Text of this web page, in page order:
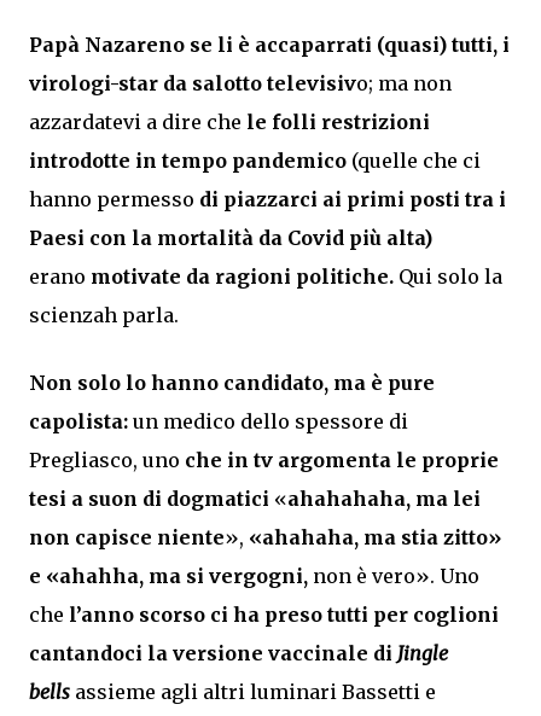
Papà Nazareno se li è accaparrati (quasi) tutti, i
virologi-star da salotto televisivo; ma non
azzardatevi a dire che le folli restrizioni
introdotte in tempo pandemico (quelle che ci
hanno permesso di piazzarci ai primi posti tra i
Paesi con la mortalità da Covid più alta)
erano motivate da ragioni politiche. Qui solo la
scienzah parla.
Non solo lo hanno candidato, ma è pure
capolista: un medico dello spessore di
Pregliasco, uno che in tv argomenta le proprie
tesi a suon di dogmatici «ahahahaha, ma lei
non capisce niente», «ahahaha, ma stia zitto»
e «ahahha, ma si vergogni, non è vero». Uno
che l’anno scorso ci ha preso tutti per coglioni
cantandoci la versione vaccinale di Jingle
bells assieme agli altri luminari Bassetti e